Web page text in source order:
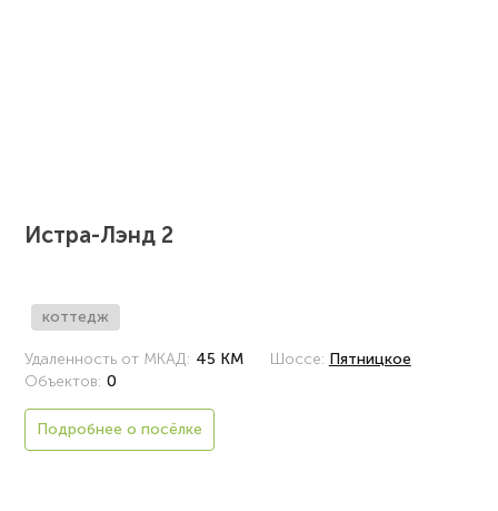
Истра-Лэнд 2
коттедж
Удаленность от МКАД: 45 КМ Шоссе: Пятницкое
Объектов: 0
Подробнее о посёлке